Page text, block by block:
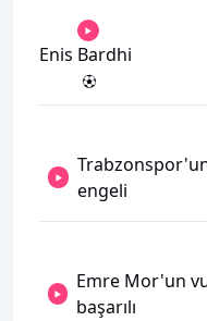
Enis Bardhi
engeli
Emre Mor'un
başarılı